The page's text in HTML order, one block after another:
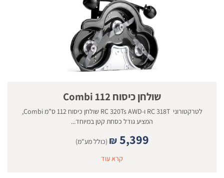
שולחן כיסוח 112 Combi
לטרקטורוני RC 318T ו-RC 320Ts AWD שולחן כיסוח 112 ס”מ Combi,
המציע גודל כסחת קטן במיוחד...
₪ 5,399
(כולל מע"מ)
קרא עוד